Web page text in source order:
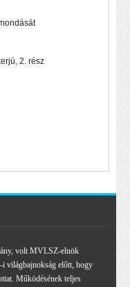
2. rész
volt MVLSZ-elnök
i világbajnokság előtt, hogy
Működésének teljes